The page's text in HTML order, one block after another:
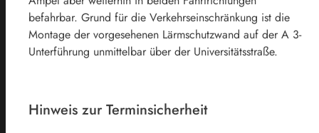
befahrbar. Grund für die Verkehrseinschränkung ist die
Montage der vorgesehenen Lärmschutzwand auf der A 3-
Unterführung unmittelbar über der Universitätsstraße.
Hinweis zur Terminsicherheit